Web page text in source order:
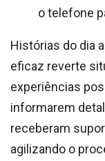
o telefone
Histórias do dia
eficaz reverte
experiências
informarem
receberam
agilizando o